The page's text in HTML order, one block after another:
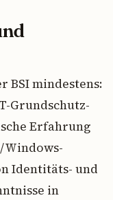
BSI mindestens:
Grundschutz-
Erfahrung
Identitäts- und
in